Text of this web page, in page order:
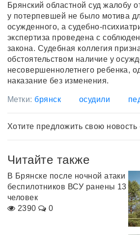
Брянский областной суд жалобу
у потерпевшей не было мотива
осужденного, а судебно-
экспертиза проведена с
закона. Судебная коллегия
обстоятельством наличие у
несовершеннолетнего ребенка,
наказание без изменения.
Метки: брянск осудили
Хотите предложить свою новость
Читайте также
В Брянске после ночной атаки
беспилотников ВСУ ранены 13
человек
2390
0